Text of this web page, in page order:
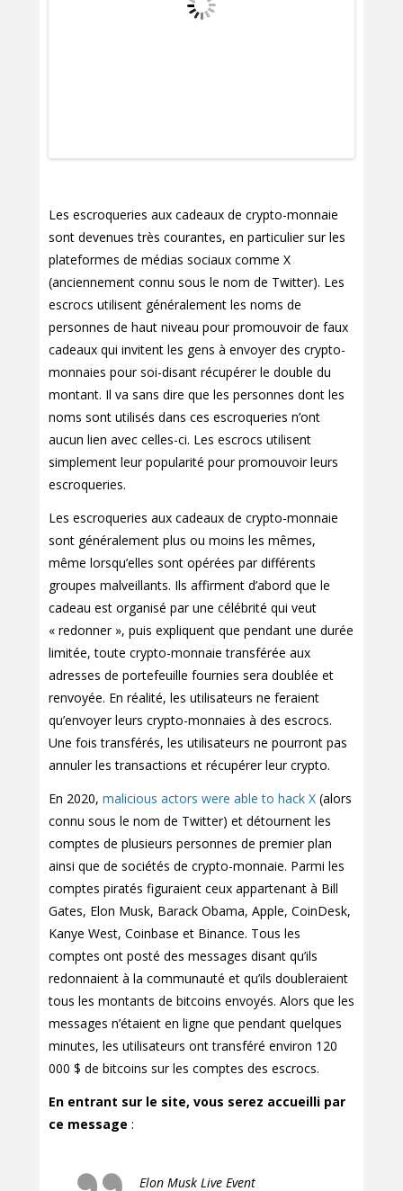
Les escroqueries aux cadeaux de crypto-monnaie
sont devenues très courantes, en particulier sur les
plateformes de médias sociaux comme X
(anciennement connu sous le nom de Twitter). Les
escrocs utilisent généralement les noms de
personnes de haut niveau pour promouvoir de faux
cadeaux qui invitent les gens à envoyer des crypto-
monnaies pour soi-disant récupérer le double du
montant. Il va sans dire que les personnes dont les
noms sont utilisés dans ces escroqueries n’ont
aucun lien avec celles-ci. Les escrocs utilisent
simplement leur popularité pour promouvoir leurs
escroqueries.
Les escroqueries aux cadeaux de crypto-monnaie
sont généralement plus ou moins les mêmes,
même lorsqu’elles sont opérées par différents
groupes malveillants. Ils affirment d’abord que le
cadeau est organisé par une célébrité qui veut
« redonner », puis expliquent que pendant une durée
limitée, toute crypto-monnaie transférée aux
adresses de portefeuille fournies sera doublée et
renvoyée. En réalité, les utilisateurs ne feraient
qu’envoyer leurs crypto-monnaies à des escrocs.
Une fois transférés, les utilisateurs ne pourront pas
annuler les transactions et récupérer leur crypto.
En 2020, malicious actors were able to hack X (alors
connu sous le nom de Twitter) et détournent les
comptes de plusieurs personnes de premier plan
ainsi que de sociétés de crypto-monnaie. Parmi les
comptes piratés figuraient ceux appartenant à Bill
Gates, Elon Musk, Barack Obama, Apple, CoinDesk,
Kanye West, Coinbase et Binance. Tous les
comptes ont posté des messages disant qu’ils
redonnaient à la communauté et qu’ils doubleraient
tous les montants de bitcoins envoyés. Alors que les
messages n’étaient en ligne que pendant quelques
minutes, les utilisateurs ont transféré environ 120
000 $ de bitcoins sur les comptes des escrocs.
En entrant sur le site, vous serez accueilli par
ce message :
Elon Musk Live Event